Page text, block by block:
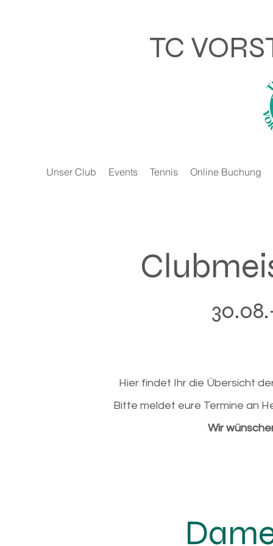
TC
Unser Club Events Tennis Online Buchung
Hier findet Ihr die Übersicht
Bitte meldet eure Termine an
Wir